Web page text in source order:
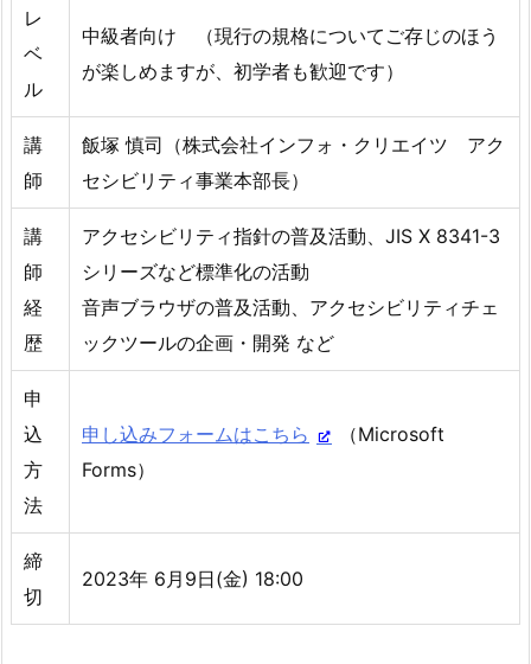
レ
ベ
ル
中級者向け （現行の規格についてご存じのほう
が楽しめますが、初学者も歓迎です）
講
師
飯塚 慎司（株式会社インフォ・クリエイツ アク
セシビリティ事業本部長）
講
師
経
歴
アクセシビリティ指針の普及活動、JIS X 8341-3
シリーズなど標準化の活動
音声ブラウザの普及活動、アクセシビリティチェ
ックツールの企画・開発 など
申
込
方
法
申し込みフォームはこちら
（Microsoft
Forms）
締
切
2023年 6月9日(金) 18:00